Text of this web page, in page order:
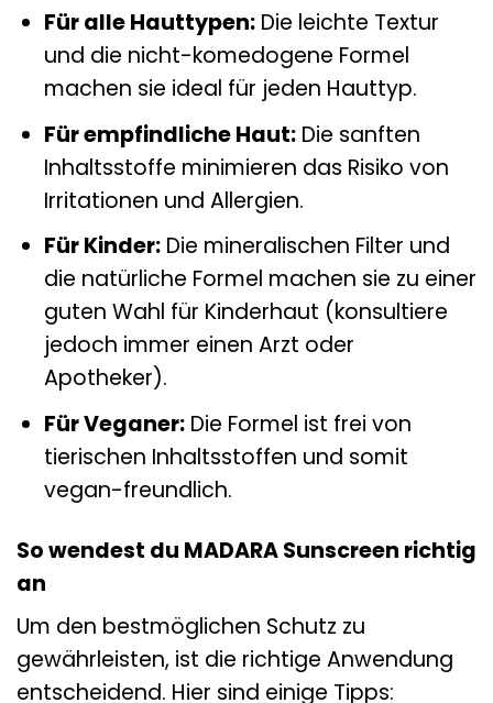
Für alle Hauttypen:Die leichte Textur
und die nicht-komedogene Formel
machen sie ideal für jeden Hauttyp.
Für empfindliche Haut:Die sanften
Inhaltsstoffe minimieren das Risiko von
Irritationen und Allergien.
Für Kinder:Die mineralischen Filter und
die natürliche Formel machen sie zu einer
guten Wahl für Kinderhaut (konsultiere
jedoch immer einen Arzt oder
Apotheker).
Für Veganer:Die Formel ist frei von
tierischen Inhaltsstoffen und somit
vegan-freundlich.
So wendest du MADARA Sunscreen richtig
an
Um den bestmöglichen Schutz zu
gewährleisten, ist die richtige Anwendung
entscheidend. Hier sind einige Tipps: